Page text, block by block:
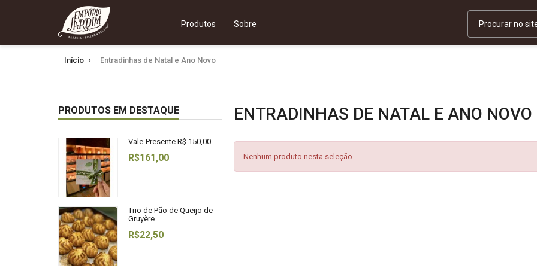
Produtos Sobre
Início Entradinhas de Natal e Ano Novo
PRODUTOS EM DESTAQUE
Vale-Presente R$ 150,00
R$161,00
Trio de Pão de Queijo de
Gruyère
R$22,50
ENTRADINHAS DE NATAL E ANO NOVO
Nenhum produto nesta seleção.